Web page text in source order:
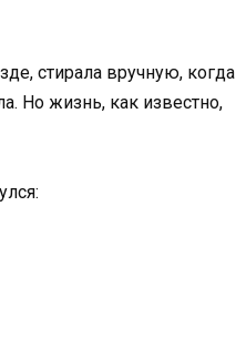
стирала вручную, когда
Но жизнь, как известно,